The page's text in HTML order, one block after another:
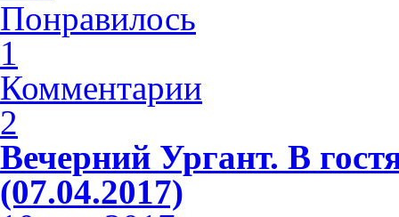
Понравилось
1
Комментарии
2
Вечерний Ургант. В
(07.04.2017)